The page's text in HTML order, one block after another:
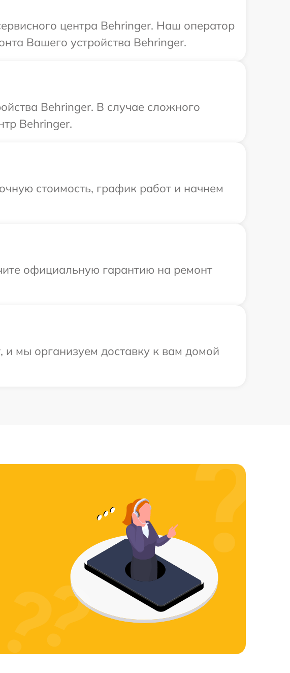
центра Behringer. Наш оператор
Вашего устройства Behringer.
Behringer. В случае сложного
Behringer.
стоимость, график работ и начнем
официальную гарантию на ремонт
мы организуем доставку к вам домой